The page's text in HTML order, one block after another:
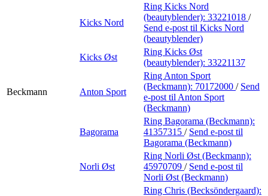
Kicks Nord
Ring Kicks Nord
(beautyblender): 33221018 /
Send e-post til Kicks Nord
(beautyblender)
Kicks Øst
Ring Kicks Øst
(beautyblender): 33221137
Beckmann Anton Sport
Ring Anton Sport
(Beckmann): 70172000 / Send
e-post til Anton Sport
(Beckmann)
Bagorama
Ring Bagorama (Beckmann):
41357315 / Send e-post til
Bagorama (Beckmann)
Norli Øst
Ring Norli Øst (Beckmann):
45970709 / Send e-post til
Norli Øst (Beckmann)
Ring Chris (Becksöndergaard):